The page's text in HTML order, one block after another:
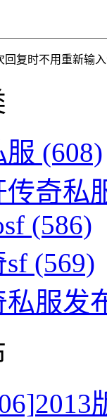
回复时不用重新输
服 (608)
传奇私
(586)
sf (569)
服发
2013